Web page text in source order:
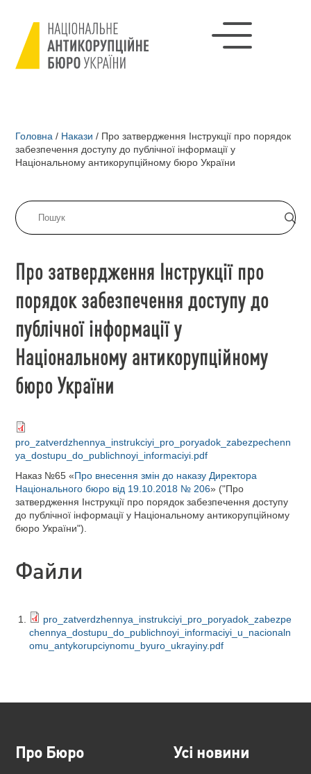
Головна / Накази / Про затвердження Інструкції про порядок
забезпечення доступу до публічної інформації у
Національному антикорупційному бюро України
Про затвердження Інструкції про
порядок забезпечення доступу до
публічної інформації у
Національному антикорупційному
бюро України
pro_zatverdzhennya_instrukciyi_pro_poryadok_zabezpechenn
ya_dostupu_do_publichnoyi_informaciyi.pdf
Наказ №65 «Про внесення змін до наказу Директора
Національного бюро від 19.10.2018 № 206» ("Про
затвердження Інструкції про порядок забезпечення доступу
до публічної інформації у Національному антикорупційному
бюро України").
Файли
pro_zatverdzhennya_instrukciyi_pro_poryadok_zabezpe
chennya_dostupu_do_publichnoyi_informaciyi_u_nacionaln
omu_antykorupciynomu_byuro_ukrayiny.pdf
Про Бюро Усі новини